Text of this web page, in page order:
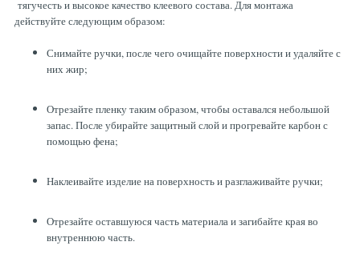
тягучесть и высокое качество клеевого состава. Для монтажа
действуйте следующим образом:
Снимайте ручки, после чего очищайте поверхности и удаляйте с
них жир;
Отрезайте пленку таким образом, чтобы оставался небольшой
запас. После убирайте защитный слой и прогревайте карбон с
помощью фена;
Наклеивайте изделие на поверхность и разглаживайте ручки;
Отрезайте оставшуюся часть материала и загибайте края во
внутреннюю часть.